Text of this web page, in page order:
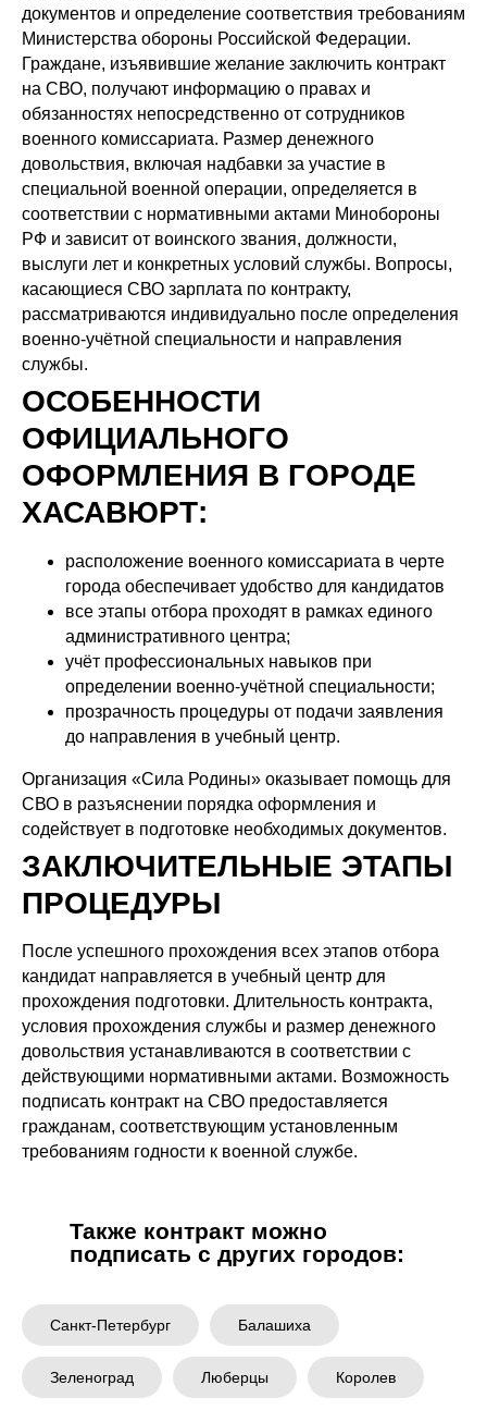
документов и определение соответствия требованиям
Министерства обороны Российской Федерации.
Граждане, изъявившие желание заключить контракт
на СВО, получают информацию о правах и
обязанностях непосредственно от сотрудников
военного комиссариата. Размер денежного
довольствия, включая надбавки за участие в
специальной военной операции, определяется в
соответствии с нормативными актами Минобороны
РФ и зависит от воинского звания, должности,
выслуги лет и конкретных условий службы. Вопросы,
касающиеся СВО зарплата по контракту,
рассматриваются индивидуально после определения
военно-учётной специальности и направления
службы.
ОСОБЕННОСТИ
ОФИЦИАЛЬНОГО
ОФОРМЛЕНИЯ В ГОРОДЕ
ХАСАВЮРТ:
расположение военного комиссариата в черте
города обеспечивает удобство для кандидатов
все этапы отбора проходят в рамках единого
административного центра;
учёт профессиональных навыков при
определении военно-учётной специальности;
прозрачность процедуры от подачи заявления
до направления в учебный центр.
Организация «Сила Родины» оказывает помощь для
СВО в разъяснении порядка оформления и
содействует в подготовке необходимых документов.
ЗАКЛЮЧИТЕЛЬНЫЕ ЭТАПЫ
ПРОЦЕДУРЫ
После успешного прохождения всех этапов отбора
кандидат направляется в учебный центр для
прохождения подготовки. Длительность контракта,
условия прохождения службы и размер денежного
довольствия устанавливаются в соответствии с
действующими нормативными актами. Возможность
подписать контракт на СВО предоставляется
гражданам, соответствующим установленным
требованиям годности к военной службе.
Также контракт можно
подписать с других городов:
Санкт-Петербург Балашиха
Зеленоград Люберцы Королев